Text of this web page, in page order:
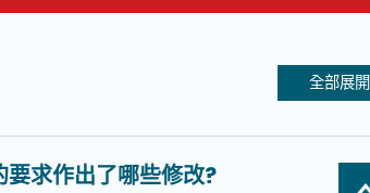
全部展開
求作出了哪些修改?